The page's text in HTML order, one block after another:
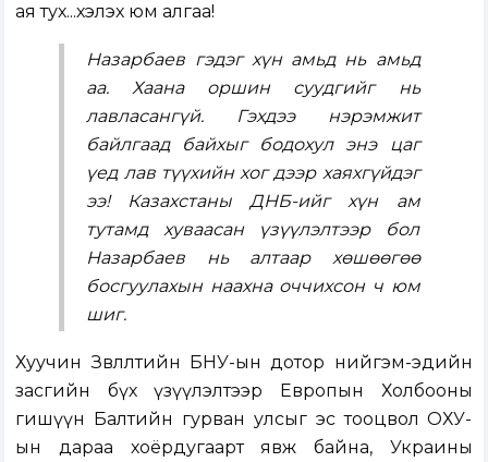
ая тух...хэлэх юм алгаа!
Назарбаев гэдэг хүн амьд нь амьд
аа. Хаана оршин суудгийг нь
лавласангүй. Гэхдээ нэрэмжит
байлгаад байхыг бодохул энэ цаг
үед лав түүхийн хог дээр хаяхгүйдэг
ээ! Казахстаны ДНБ-ийг хүн ам
тутамд хуваасан үзүүлэлтээр бол
Назарбаев нь алтаар хөшөөгөө
босгуулахын наахна оччихсон ч юм
шиг.
Хуучин Зөвлөлтийн БНУ-ын дотор нийгэм-эдийн
засгийн бүх үзүүлэлтээр Европын Холбооны
гишүүн Балтийн гурван улсыг эс тооцвол ОХУ-
ын дараа хоёрдугаарт явж байна, Украины